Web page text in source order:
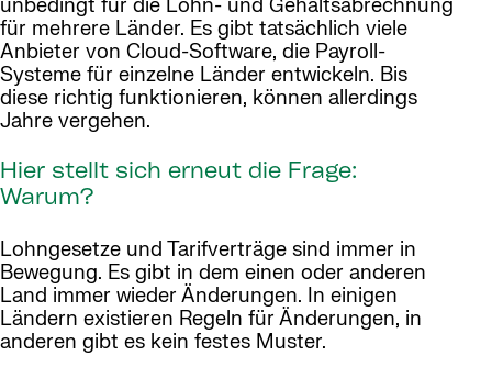
unbedingt für die Lohn- und Gehaltsabrechnung
für mehrere Länder. Es gibt tatsächlich viele
Anbieter von Cloud-Software, die Payroll-
Systeme für einzelne Länder entwickeln. Bis
diese richtig funktionieren, können allerdings
Jahre vergehen.
Hier stellt sich erneut die Frage:
Warum?
Lohngesetze und Tarifverträge sind immer in
Bewegung. Es gibt in dem einen oder anderen
Land immer wieder Änderungen. In einigen
Ländern existieren Regeln für Änderungen, in
anderen gibt es kein festes Muster.